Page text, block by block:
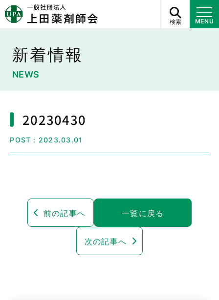
検索 MENU
新着情報
NEWS
20230430
POST：2023.03.01
前の記事へ 一覧に戻る
次の記事へ